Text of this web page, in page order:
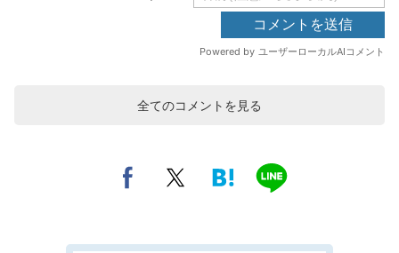
全てのコメントを見る